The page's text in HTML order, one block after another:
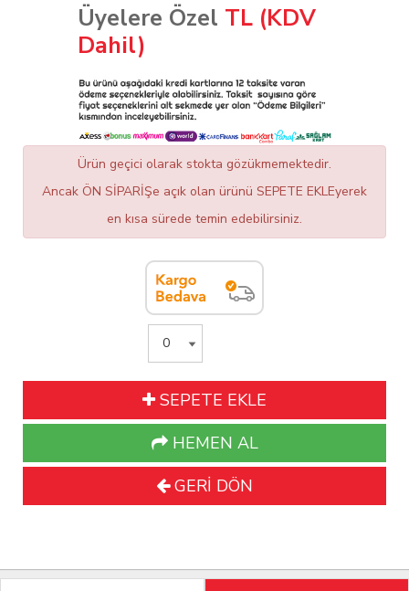
Üyelere Özel TL (KDV
Dahil)
Ürün geçici olarak stokta gözükmemektedir.
Ancak ÖN SİPARİŞe açık olan ürünü SEPETE EKLEyerek
en kısa sürede temin edebilirsiniz.
SEPETE EKLE
HEMEN AL
GERİ DÖN